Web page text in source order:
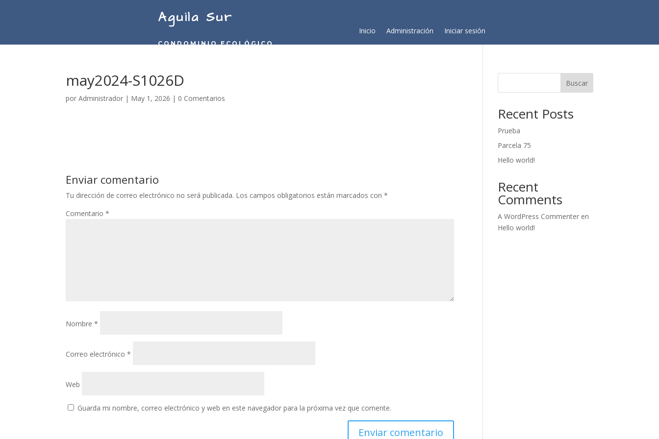
Aguila Sur
CONDOMINIO ECOLÓGICO
Inicio Administración Iniciar sesión
may2024-S1026D
porAdministrador | May 1, 2026 | 0 Comentarios
Enviar comentario
Tu dirección de correo electrónico no será publicada. Los campos obligatorios están marcados con*
Comentario*
Nombre*
Correo electrónico*
Web
Guarda mi nombre, correo electrónico y web en este navegador para la próxima vez que comente.
Buscar
Recent Posts
Prueba
Parcela 75
Hello world!
Recent
Comments
A WordPress Commenter en
Hello world!